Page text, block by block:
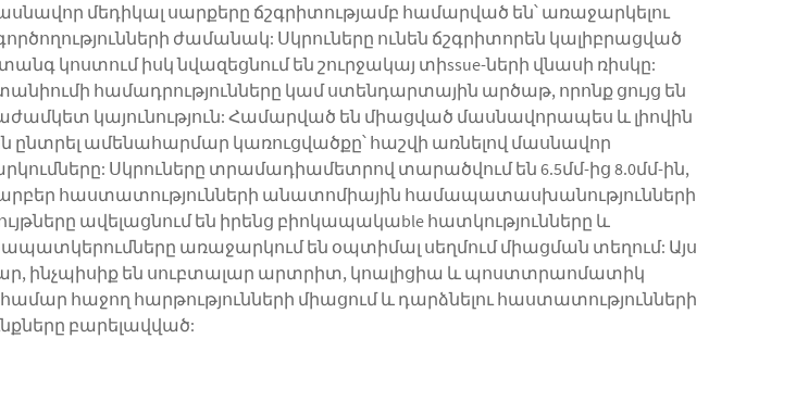
մեդիկալ սարքերը ճշգրիտությամբ համարված են՝ առաջարկելու
ժամանակ: Սկրուները ունեն ճշգրիտորեն կալիբրացված
կոստում իսկ նվազեցնում են շուրջակայ տիssue-ների վնասի ռիսկը:
համադրությունները կամ ստենդարտային արծաթ, որոնք ցույց են
կայունություն: Համարված են միացված մասնավորապես և լիովին
ամենահարմար կառուցվածքը՝ հաշվի առնելով մասնավոր
Սկրուները տրամադիամետրով տարածվում են 6.5մմ-ից 8.0մմ-ին,
հաստատությունների անատոմիային համապատասխանությունների
ավելացնում են իրենց բիոկապակաble հատկությունները և
առաջարկում են օպտիմալ սեղմում միացման տեղում: Այս
ինչպիսիք են սուբտալար արտրիտ, կոալիցիա և պոստտրաոմատիկ
հաջող հարթությունների միացում և դարձնելու հաստատությունների
բարելավված: